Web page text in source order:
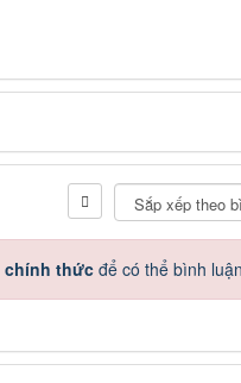
chính thứcđể có thể bình